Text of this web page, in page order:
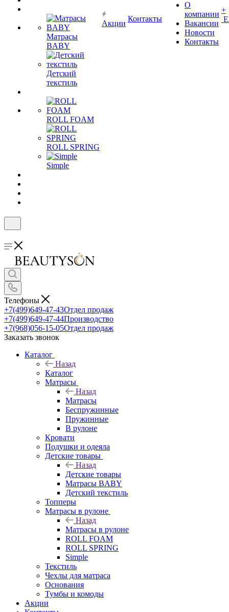
Матрасы
BABY
Детский
текстиль
ROLL FOAM
ROLL SPRING
Simple
Акции
Контакты
О
компании
Вакансии
Новости
Контакты
+
Телефоны
+7(499)649-47-43Отдел продаж
+7(499)649-47-44Производство
+7(968)056-15-05Отдел продаж
Заказать звонок
Каталог
Назад
Каталог
Матрасы
Назад
Матрасы
Беспружинные
Пружинные
В рулоне
Кровати
Подушки и одеяла
Детские товары
Назад
Детские товары
Матрасы BABY
Детский текстиль
Топперы
Матрасы в рулоне
Назад
Матрасы в рулоне
ROLL FOAM
ROLL SPRING
Simple
Текстиль
Чехлы для матраса
Основания
Тумбы и комоды
Акции